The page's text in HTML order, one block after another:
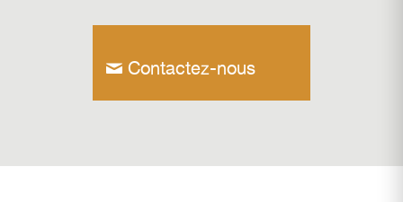
Contactez-nous